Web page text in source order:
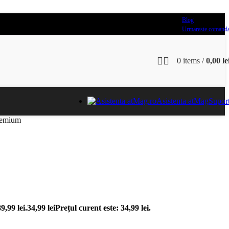
Blog
Urmareste
0 items / 0,00
Asistenta atMag
lei.34,99 leiPrețul curent este: 34,99 lei.